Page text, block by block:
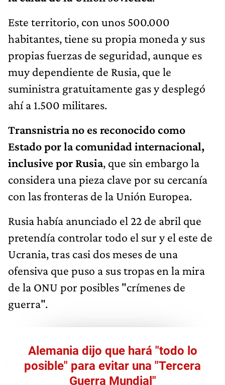
Este territorio, con unos 500.000
habitantes, tiene su propia moneda y sus
propias fuerzas de seguridad, aunque es
muy dependiente de Rusia, que le
suministra gratuitamente gas y desplegó
ahí a 1.500 militares.
Transnistria no es reconocido como
Estado por la comunidad internacional,
inclusive por Rusia, que sin embargo la
considera una pieza clave por su cercanía
con las fronteras de la Unión Europea.
Rusia había anunciado el 22 de abril que
pretendía controlar todo el sur y el este de
Ucrania, tras casi dos meses de una
ofensiva que puso a sus tropas en la mira
de la ONU por posibles "crímenes de
guerra".
Alemania dijo que hará "todo lo
posible" para evitar una "Tercera
Guerra Mundial"